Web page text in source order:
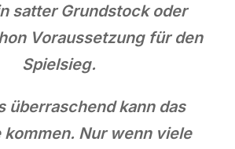
satter Grundstock oder
Voraussetzung für den
Spielsieg.
überraschend kann das
kommen. Nur wenn viele